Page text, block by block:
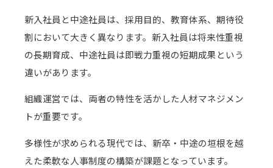
新入社員と中途社員は、採用目的、教育体系、期待役
割において大きく異なります。新入社員は将来性重視
の長期育成、中途社員は即戦力重視の短期成果という
違いがあります。
組織運営では、両者の特性を活かした人材マネジメン
トが重要です。
多様性が求められる現代では、新卒・中途の垣根を越
えた柔軟な人事制度の構築が課題となっています。